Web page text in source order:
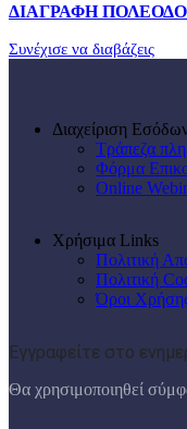
ΔΙΑΓΡΑΦΗ
Συνέχισε να διαβάζεις
Διαχείριση
Τράπεζα
Φόρμα
Online
Χρήσιμα Links
Πολιτική
Πολιτική
Όροι
Εγγραφείτε στο
Θα χρησιμοποιηθεί